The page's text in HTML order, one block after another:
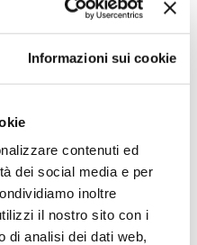
Informazioni sui cookie
contenuti ed
dei social media e per
inoltre
il nostro sito con i
di analisi dei dati web,
15,00